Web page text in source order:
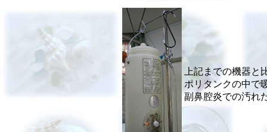
上記までの機器
ポリタンクの中で
副鼻腔炎での汚れ